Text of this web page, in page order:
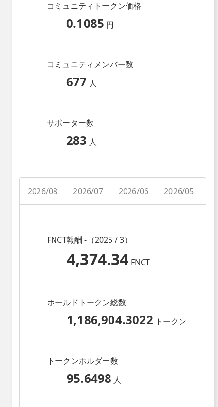
コミュニティトークン価格
0.1085 円
コミュニティメンバー数
677 人
サポーター数
283 人
2026/08 2026/07 2026/06 2026/05
FNCT報酬 -（2025 / 3）
4,374.34 FNCT
ホールドトークン総数
1,186,904.3022 トークン
トークンホルダー数
95.6498 人